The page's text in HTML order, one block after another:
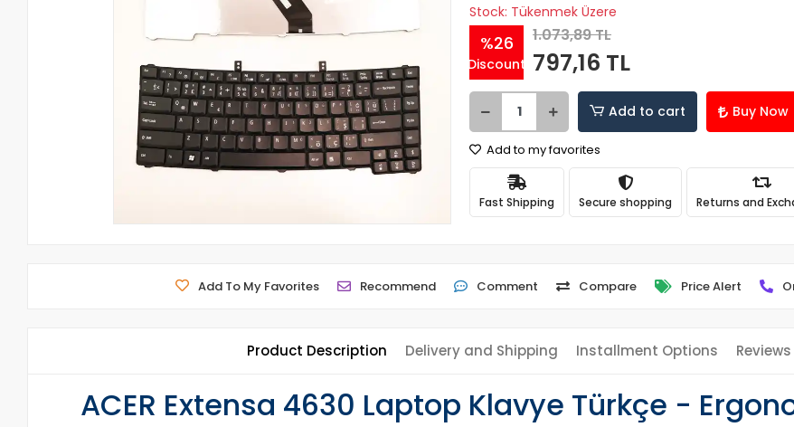
Stock: Tükenmek Üzere
%26
Discount
1.073,89 TL
797,16 TL
Add to cart Buy Now
Add to my favorites
Fast Shipping Secure shopping Returns and
Add To My Favorites Recommend Comment Compare Price Alert
Product Description Delivery and Shipping Installment Options Reviews
ACER Extensa 4630 Laptop Klavye Türkçe -